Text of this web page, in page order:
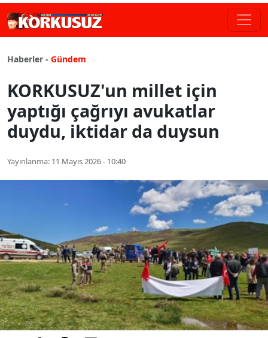
Haberler - Gündem
KORKUSUZ'un millet için
yaptığı çağrıyı avukatlar
duydu, iktidar da duysun
Yayınlanma: 11 Mayıs 2026 - 10:40